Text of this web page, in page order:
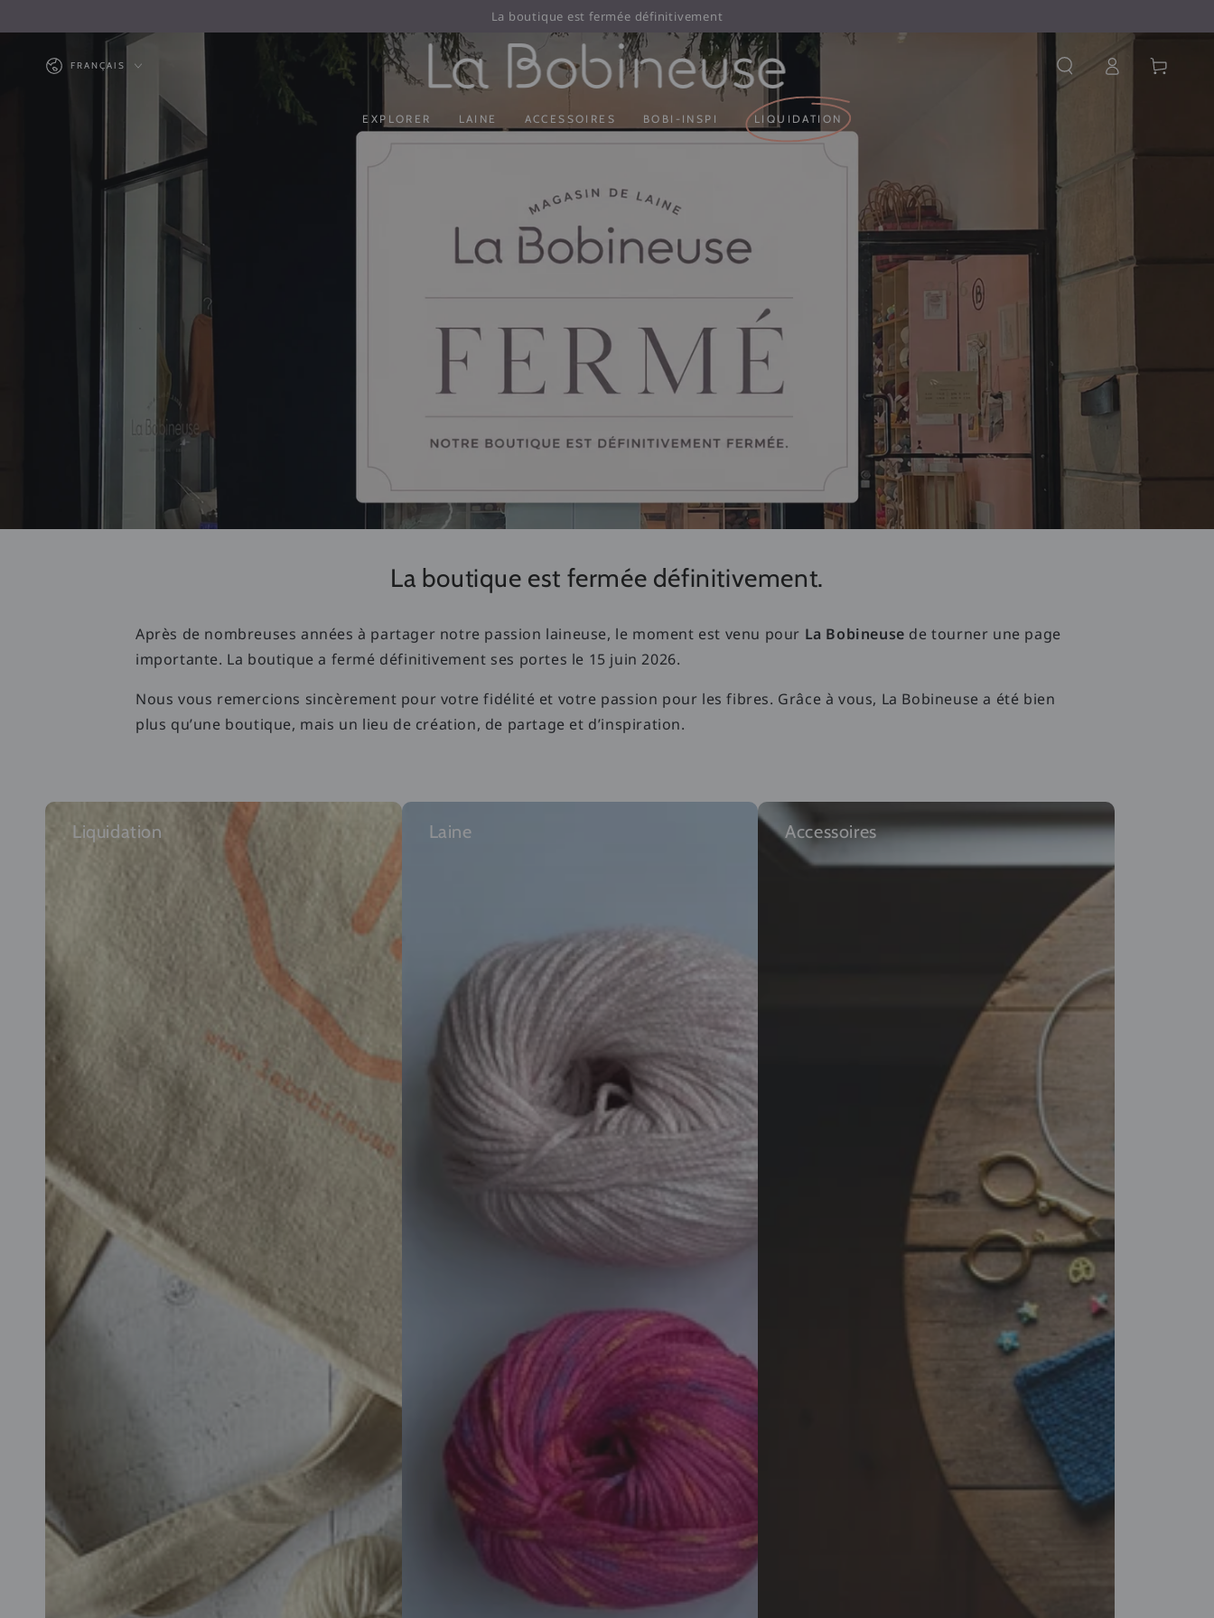
La boutique est fermée définitivement
LangueFRANÇAIS
EXPLORER LAINE ACCESSOIRES BOBI-INSPI LIQUIDATION
ConnexionPanier
La boutique est fermée définitivement.
Après de nombreuses années à partager notre passion laineuse, le moment est venu pour La Bobineuse de tourner une page
importante. La boutique a fermé définitivement ses portes le 15 juin 2026.
Nous vous remercions sincèrement pour votre fidélité et votre passion pour les fibres. Grâce à vous, La Bobineuse a été bien
plus qu’une boutique, mais un lieu de création, de partage et d’inspiration.
Liquidation Laine Accessoires